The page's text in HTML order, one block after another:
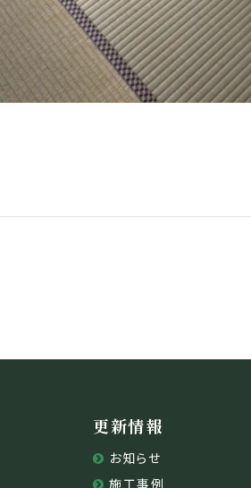
更新情報
お知らせ
施工事例